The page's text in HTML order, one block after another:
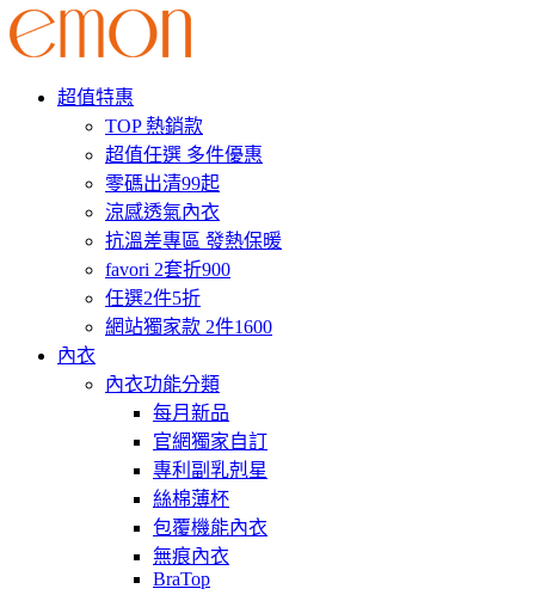
超值特惠
TOP 熱銷款
超值任選 多件優惠
零碼出清99起
涼感透氣內衣
抗溫差專區 發熱保暖
favori 2套折900
任選2件5折
網站獨家款 2件1600
內衣
內衣功能分類
每月新品
官網獨家自訂
專利副乳剋星
絲棉薄杯
包覆機能內衣
無痕內衣
BraTop